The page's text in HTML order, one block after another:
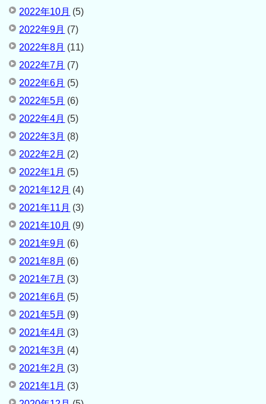
2022年10月 (5)
2022年9月 (7)
2022年8月 (11)
2022年7月 (7)
2022年6月 (5)
2022年5月 (6)
2022年4月 (5)
2022年3月 (8)
2022年2月 (2)
2022年1月 (5)
2021年12月 (4)
2021年11月 (3)
2021年10月 (9)
2021年9月 (6)
2021年8月 (6)
2021年7月 (3)
2021年6月 (5)
2021年5月 (9)
2021年4月 (3)
2021年3月 (4)
2021年2月 (3)
2021年1月 (3)